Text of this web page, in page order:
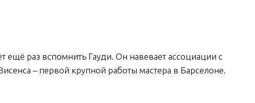
ещё раз вспомнить Гауди. Он навевает ассоциации с
– первой крупной работы мастера в Барселоне.